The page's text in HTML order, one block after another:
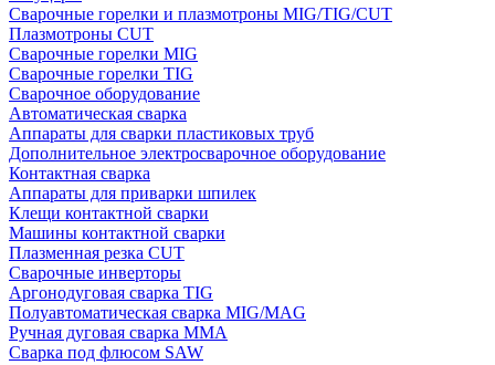
Сварочные горелки и плазмотроны MIG/TIG/CUT
Плазмотроны CUT
Сварочные горелки MIG
Сварочные горелки TIG
Сварочное оборудование
Автоматическая сварка
Аппараты для сварки пластиковых труб
Дополнительное электросварочное оборудование
Контактная сварка
Аппараты для приварки шпилек
Клещи контактной сварки
Машины контактной сварки
Плазменная резка CUT
Сварочные инверторы
Аргонодуговая сварка TIG
Полуавтоматическая сварка MIG/MAG
Ручная дуговая сварка MMA
Сварка под флюсом SAW